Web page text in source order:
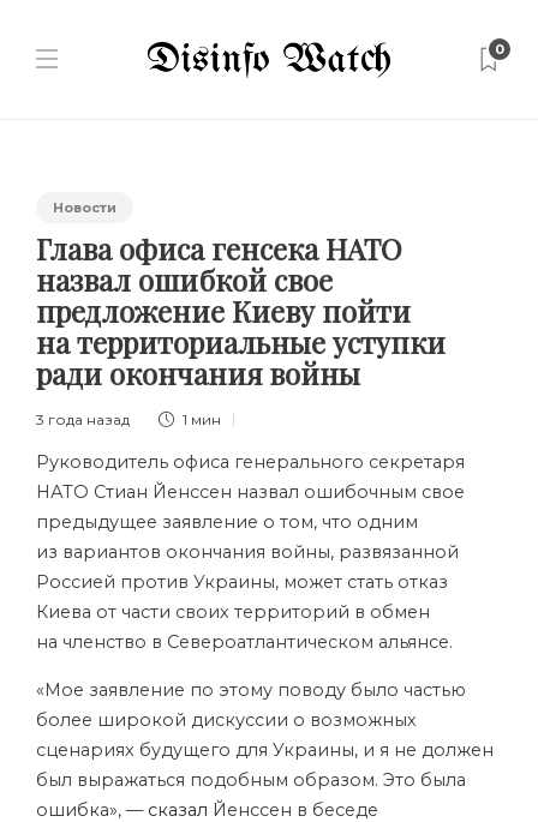
0
Новости
Глава офиса генсека НАТО
назвал ошибкой свое
предложение Киеву пойти
на территориальные уступки
ради окончания войны
3 года назад 1 мин
Руководитель офиса генерального секретаря
НАТО Стиан Йенссен назвал ошибочным свое
предыдущее заявление о том, что одним
из вариантов окончания войны, развязанной
Россией против Украины, может стать отказ
Киева от части своих территорий в обмен
на членство в Североатлантическом альянсе.
«Мое заявление по этому поводу было частью
более широкой дискуссии о возможных
сценариях будущего для Украины, и я не должен
был выражаться подобным образом. Это была
ошибка», — сказал Йенссен в беседе